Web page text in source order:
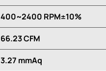
400~2400 RPM±10%
66.23 CFM
3.27 mmAq